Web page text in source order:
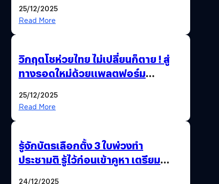
25/12/2025
Read More
วิกฤตโชห่วยไทย ไม่เปลี่ยนก็ตาย ! สู่
ทางรอดใหม่ด้วยแพลตฟอร์ม
25/12/2025
Read More
รู้จักบัตรเลือกตั้ง 3 ใบพ่วงทำ
ประชามติ รู้ไว้ก่อนเข้าคูหา เตรียม
24/12/2025